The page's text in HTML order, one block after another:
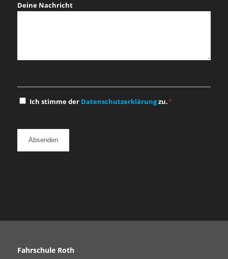
Deine Nachricht
Einwilligung
Ich stimme der Datenschutzerklärungzu.*
Fahrschule Roth